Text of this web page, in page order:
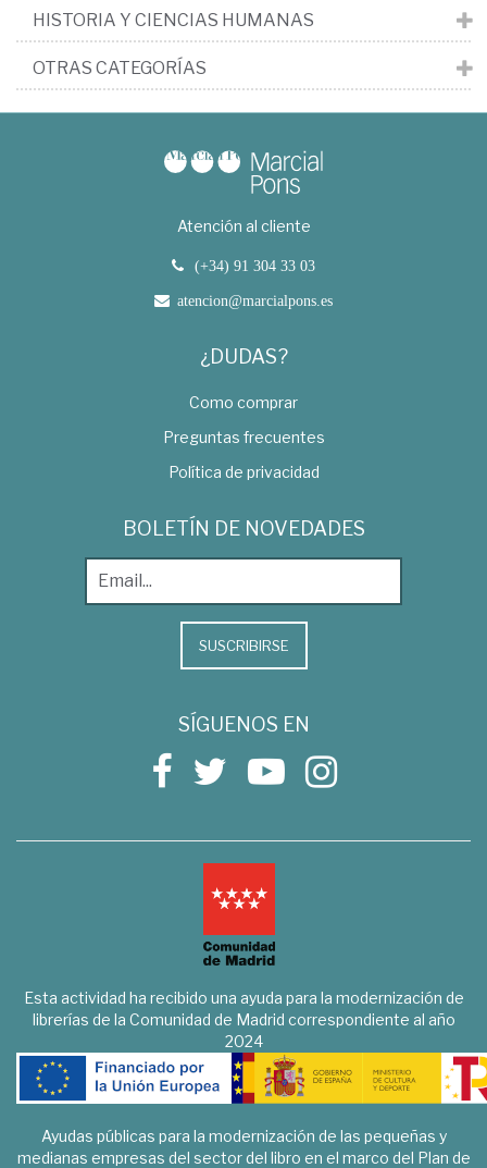
HISTORIA Y CIENCIAS HUMANAS
OTRAS CATEGORÍAS
Atención al cliente
(+34) 91 304 33 03
atencion@marcialpons.es
¿DUDAS?
Como comprar
Preguntas frecuentes
Política de privacidad
BOLETÍN DE NOVEDADES
SUSCRIBIRSE
SÍGUENOS EN
Esta actividad ha recibido una ayuda para la modernización de
librerías de la Comunidad de Madrid correspondiente al año
2024
Ayudas públicas para la modernización de las pequeñas y
medianas empresas del sector del libro en el marco del Plan de